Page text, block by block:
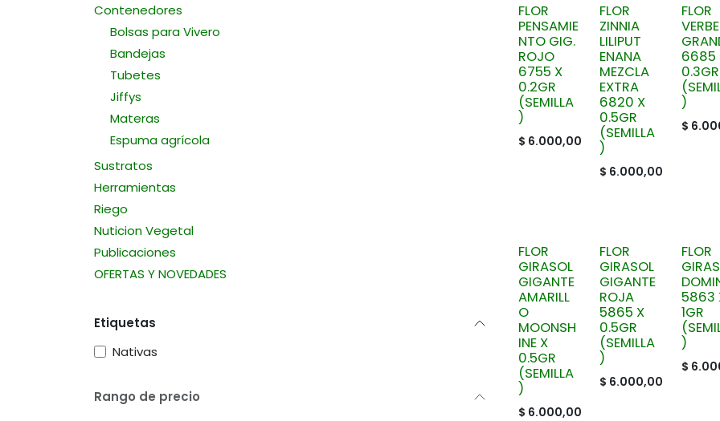
Contenedores
Bolsas para Vivero
Bandejas
Tubetes
Jiffys
Materas
Espuma agrícola
Sustratos
Herramientas
Riego
Nuticion Vegetal
Publicaciones
OFERTAS Y NOVEDADES
Etiquetas
Nativas
Rango de precio
FLOR
PENSAMIE
NTO GIG.
ROJO
6755 X
0.2GR
(SEMILLA
)
$ 6.000,00
FLOR
ZINNIA
LILIPUT
ENANA
MEZCLA
EXTRA
6820 X
0.5GR
(SEMILLA
)
$ 6.000,00
FLOR
6685
0.3GR
)
$
FLOR
GIRASOL
GIGANTE
AMARILL
O
MOONSH
INE X
0.5GR
(SEMILLA
)
$ 6.000,00
FLOR
GIRASOL
GIGANTE
ROJA
5865 X
0.5GR
(SEMILLA
)
$ 6.000,00
FLOR
5863
1GR
)
$